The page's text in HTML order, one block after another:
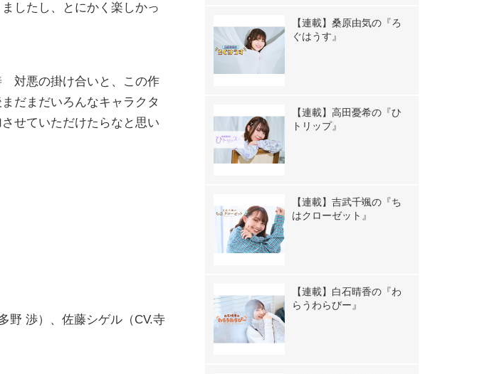
したし、とにかく楽しかっ
対悪の掛け合いと、この作
だまだいろんなキャラクタ
せていただけたらなと思い
野 渉）、佐藤シゲル（CV.寺
【連載】桑原由気の『ろ
ぐはうす』
【連載】高田憂希の『ひ
トリップ』
【連載】吉武千颯の『ち
はクローゼット』
【連載】白石晴香の『わ
らうわらびー』